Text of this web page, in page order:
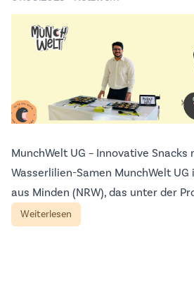
MunchWelt UG – Innovative Snacks
Wasserlilien-Samen MunchWelt
aus Minden (NRW), das unter der
Weiterlesen